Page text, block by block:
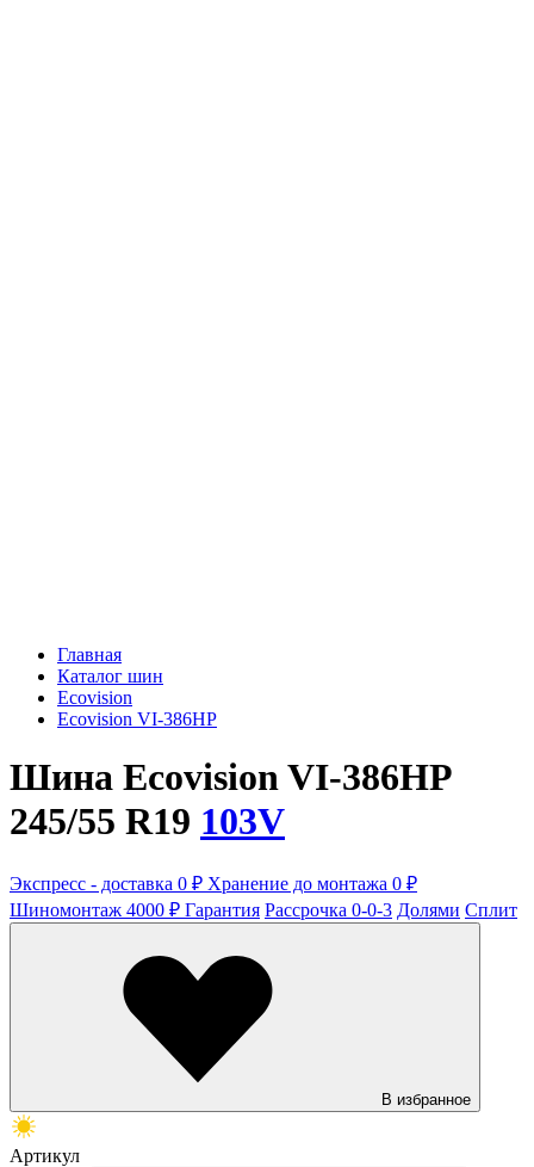
Главная
Каталог шин
Ecovision
Ecovision VI-386HP
Шина Ecovision VI-386HP
245/55 R19 103V
Экспресс - доставка 0 ₽ Хранение до монтажа 0 ₽
Шиномонтаж 4000 ₽ Гарантия Рассрочка 0-0-3 Долями Сплит
В избранное
Артикул